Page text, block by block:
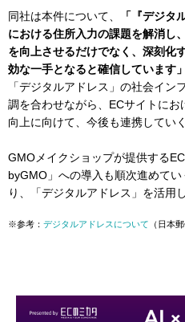
同社は本件について、
「『デジタ
における住所入力の課題を解消し
を向上させるだけでなく、深刻化
効な一手となると確信しています」
「デジタルアドレス」の社会イ
調を合わせながら、ECサイトに
向上に向けて、今後も連携してい
GMOメイクショップが提供する
byGMO」への導入も順次進めて
り、「デジタルアドレス」を活用
※参考： デジタルアドレスについて （日本